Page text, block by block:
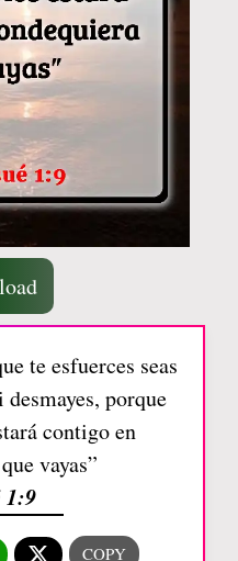
te esfuerces seas
porque
contigo en
vayas”
1:9